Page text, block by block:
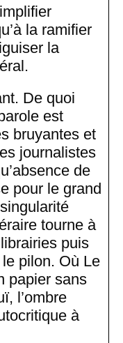
la ramifier
la
De quoi
est
bruyantes et
journalistes
de
pour le grand
tourne à
puis
pilon. Où Le
papier sans
l’ombre
à